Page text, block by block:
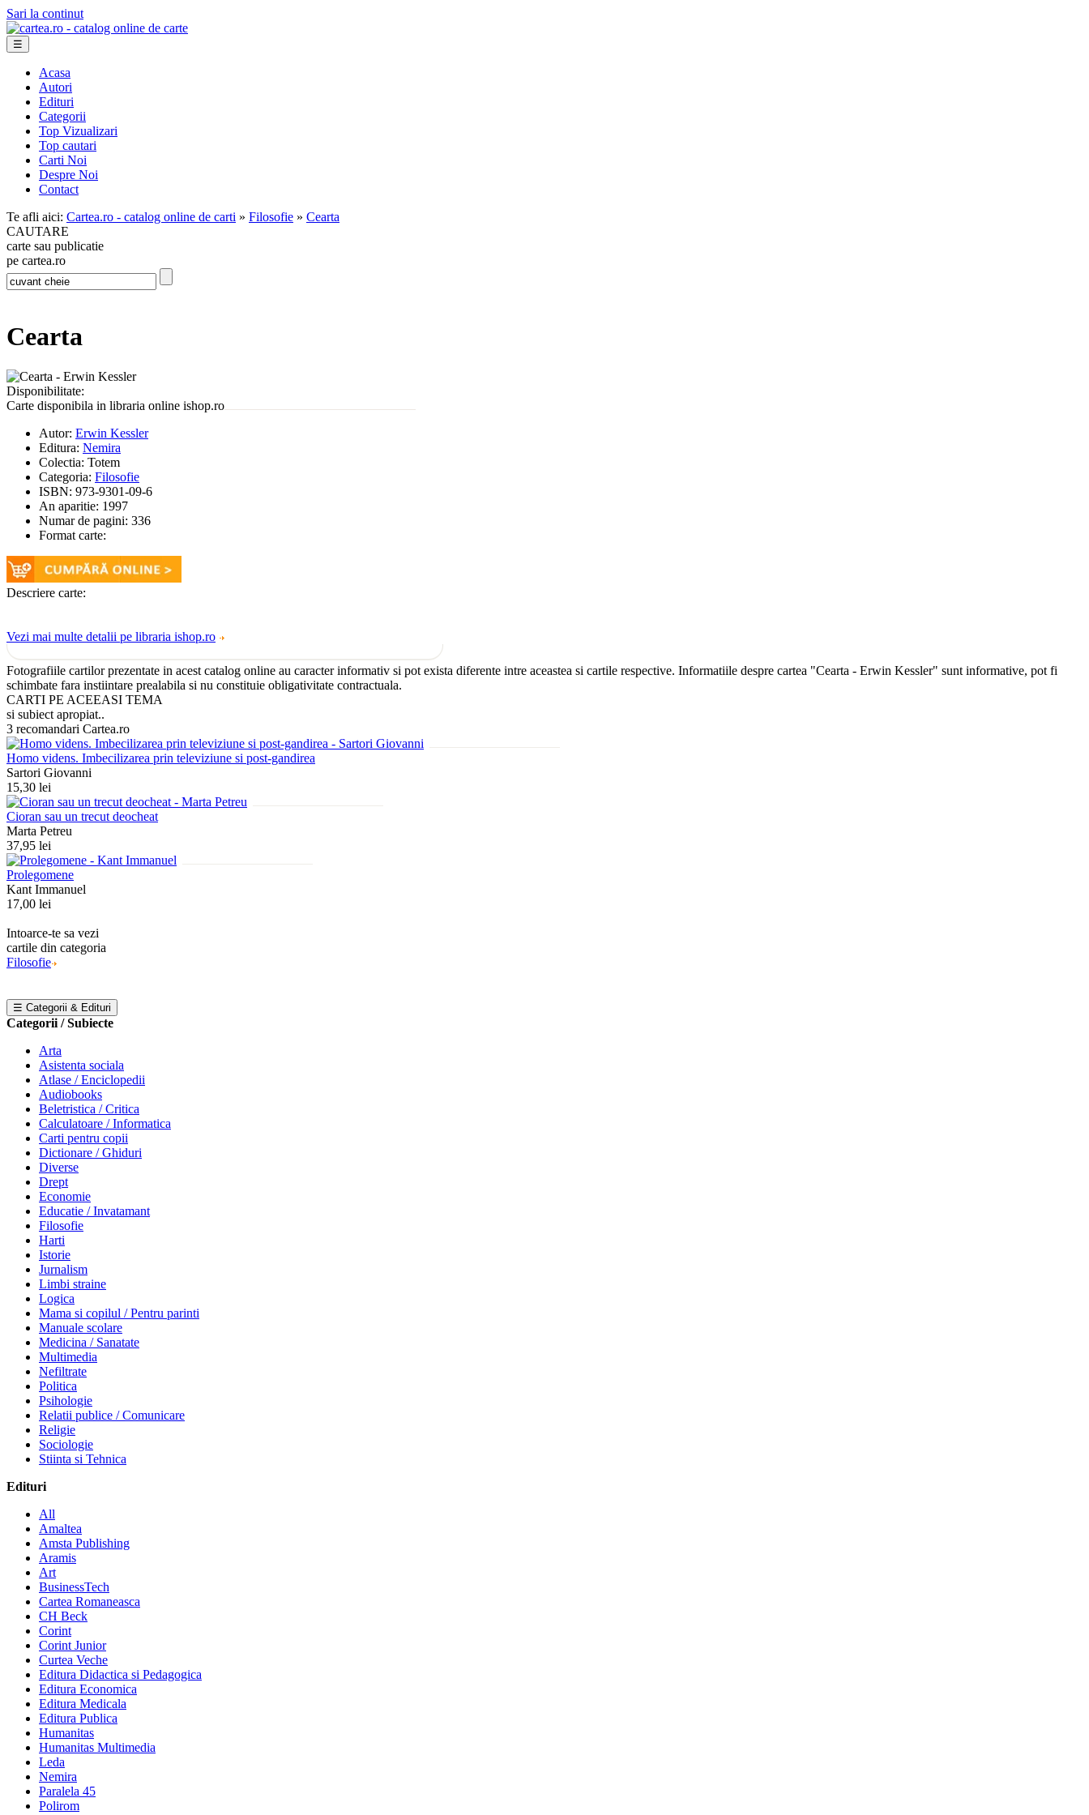
Sari la continut
☰
Acasa
Autori
Edituri
Categorii
Top Vizualizari
Top cautari
Carti Noi
Despre Noi
Contact
Te afli aici: Cartea.ro - catalog online de carti » Filosofie » Cearta
CAUTARE
carte sau publicatie
pe cartea.ro
Cearta
Disponibilitate:
Carte disponibila in libraria online ishop.ro
Autor: Erwin Kessler
Editura: Nemira
Colectia: Totem
Categoria: Filosofie
ISBN: 973-9301-09-6
An aparitie: 1997
Numar de pagini: 336
Format carte:
Descriere carte:
Vezi mai multe detalii pe libraria ishop.ro
Fotografiile cartilor prezentate in acest catalog online au caracter informativ si pot exista diferente intre aceastea si cartile respective. Informatiile despre cartea "Cearta - Erwin Kessler" sunt informative, pot fi
schimbate fara instiintare prealabila si nu constituie obligativitate contractuala.
CARTI PE ACEEASI TEMA
si subiect apropiat..
3 recomandari Cartea.ro
Homo videns. Imbecilizarea prin televiziune si post-gandirea
Sartori Giovanni
15,30 lei
Cioran sau un trecut deocheat
Marta Petreu
37,95 lei
Prolegomene
Kant Immanuel
17,00 lei
Intoarce-te sa vezi
cartile din categoria
Filosofie
☰ Categorii & Edituri
Categorii / Subiecte
Arta
Asistenta sociala
Atlase / Enciclopedii
Audiobooks
Beletristica / Critica
Calculatoare / Informatica
Carti pentru copii
Dictionare / Ghiduri
Diverse
Drept
Economie
Educatie / Invatamant
Filosofie
Harti
Istorie
Jurnalism
Limbi straine
Logica
Mama si copilul / Pentru parinti
Manuale scolare
Medicina / Sanatate
Multimedia
Nefiltrate
Politica
Psihologie
Relatii publice / Comunicare
Religie
Sociologie
Stiinta si Tehnica
Edituri
All
Amaltea
Amsta Publishing
Aramis
Art
BusinessTech
Cartea Romaneasca
CH Beck
Corint
Corint Junior
Curtea Veche
Editura Didactica si Pedagogica
Editura Economica
Editura Medicala
Editura Publica
Humanitas
Humanitas Multimedia
Leda
Nemira
Paralela 45
Polirom